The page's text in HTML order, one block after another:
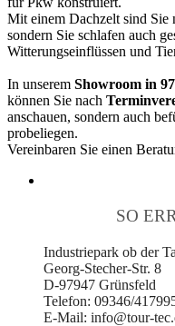
Mit einem Dachzelt sind Sie
sondern Sie schlafen auch
Witterungseinflüssen und
In unserem Showroom in
können Sie nach
anschauen, sondern auch
probeliegen.
Vereinbaren Sie einen
SO
Industriepark ob der
Georg-Stecher-Str. 8
D-97947 Grünsfeld
Telefon: 09346/
E-Mail: info@tour-